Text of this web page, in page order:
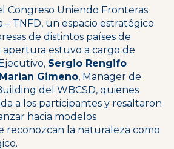
Congreso Uniendo Fronteras
– TNFD, un espacio estratégico
de distintos países de
apertura estuvo a cargo de
Sergio Rengifo
Marian Gimeno, Manager de
del WBCSD, quienes
a los participantes y resaltaron
hacia modelos
reconozcan la naturaleza como